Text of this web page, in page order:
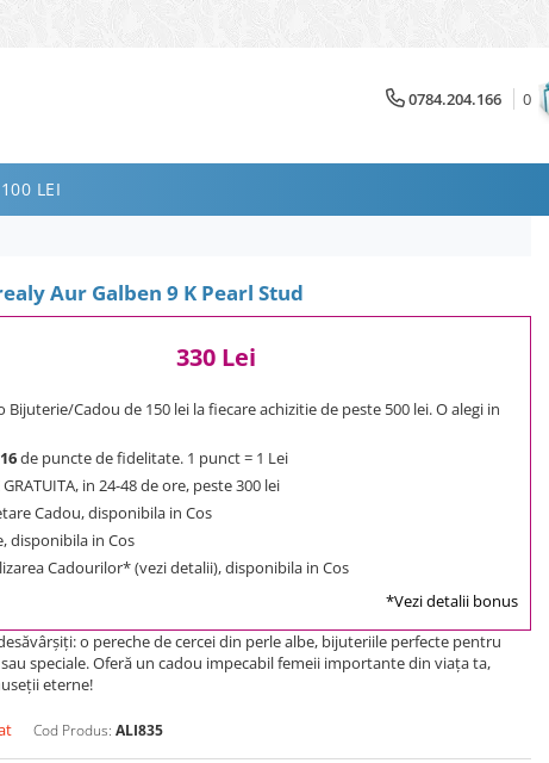
0784.204.166 0
LEI
Aur Galben 9 K Pearl Stud
330 Lei
Bijuterie/Cadou de 150 lei la fiecare achizitie de peste 500 lei. O alegi in
16de puncte de fidelitate. 1 punct = 1 Lei
GRATUITA, in 24-48 de ore, peste 300 lei
Cadou, disponibila in Cos
disponibila in Cos
Cadourilor* (vezi detalii), disponibila in Cos
*Vezi detalii bonus
o pereche de cercei din perle albe, bijuteriile perfecte pentru
speciale. Oferă un cadou impecabil femeii importante din viaţa ta,
eterne!
Cod Produs: ALI835